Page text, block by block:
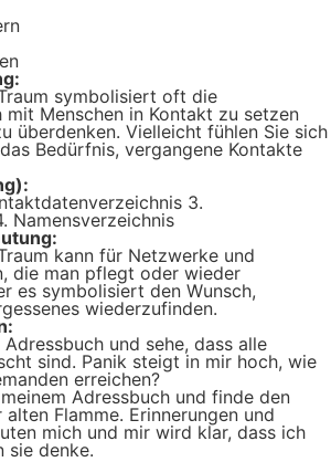
symbolisiert oft die
Menschen in Kontakt zu setzen
überdenken. Vielleicht fühlen Sie sich
Bedürfnis, vergangene Kontakte
3.
Namensverzeichnis
kann für Netzwerke und
die man pflegt oder wieder
es symbolisiert den Wunsch,
wiederzufinden.
und sehe, dass alle
sind. Panik steigt in mir hoch, wie
erreichen?
Adressbuch und finde den
Flamme. Erinnerungen und
mich und mir wird klar, dass ich
sie denke.